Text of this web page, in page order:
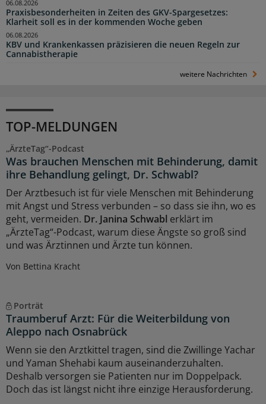
Praxisbesonderheiten in Zeiten des GKV-Spargesetzes:
Klarheit soll es in der kommenden Woche geben
06.08.2026
KBV und Krankenkassen präzisieren die neuen Regeln zur
Cannabistherapie
06.08.2026
weitere Nachrichten
TOP-MELDUNGEN
„ÄrzteTag“-Podcast
Was brauchen Menschen mit Behinderung, damit
ihre Behandlung gelingt, Dr. Schwabl?
Der Arztbesuch ist für viele Menschen mit Behinderung
mit Angst und Stress verbunden – so dass sie ihn, wo es
geht, vermeiden. Dr. Janina Schwabl erklärt im
„ÄrzteTag“-Podcast, warum diese Ängste so groß sind
und was Ärztinnen und Ärzte tun können.
Von Bettina Kracht
Porträt
Traumberuf Arzt: Für die Weiterbildung von
Aleppo nach Osnabrück
Wenn sie den Arztkittel tragen, sind die Zwillinge Yachar
und Yaman Shehabi kaum auseinanderzuhalten.
Deshalb versorgen sie Patienten nur im Doppelpack.
Doch das ist längst nicht ihre einzige Herausforderung.